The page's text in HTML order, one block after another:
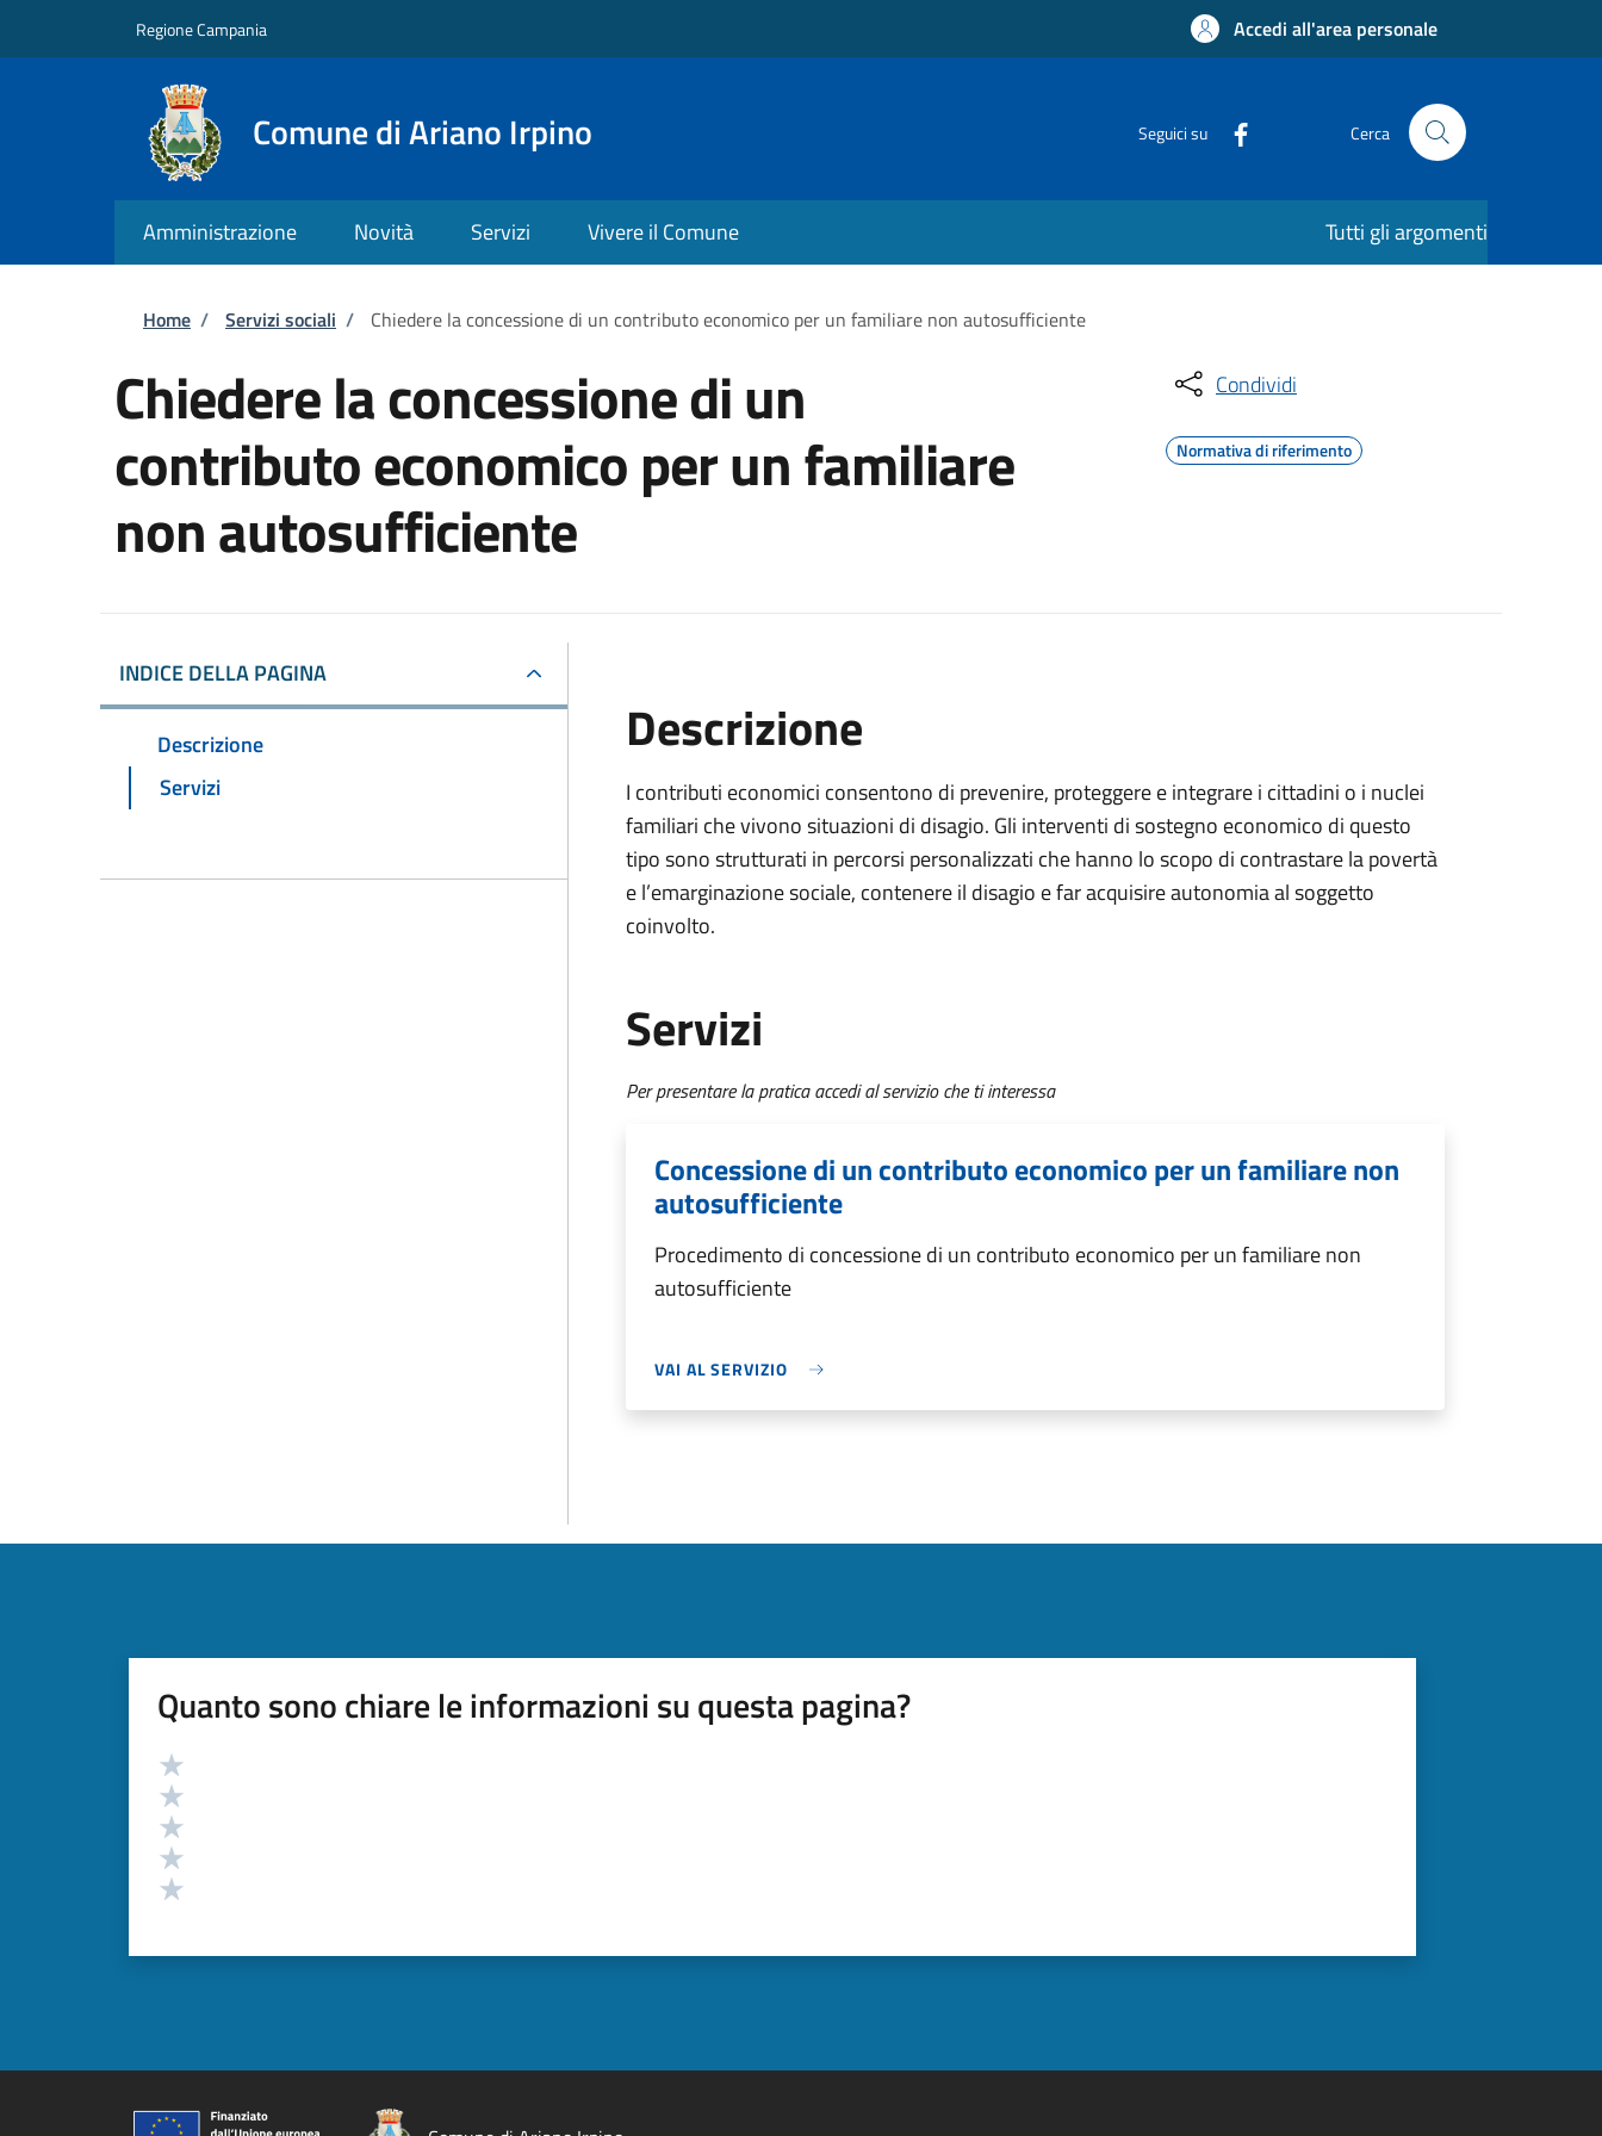
Regione Campania Accedi all'area personale
Comune di Ariano Irpino Seguici su Cerca
Amministrazione Novità Servizi Vivere il Comune Tutti gli argomenti
Briciole di pane
Home / Servizi sociali / Chiedere la concessione di un contributo economico per un familiare non autosufficiente
Chiedere la concessione di un
contributo economico per un familiare
non autosufficiente
Condividi
Normativa di riferimento
INDICE DELLA PAGINA
Descrizione
Servizi
Descrizione
I contributi economici consentono di prevenire, proteggere e integrare i cittadini o i nuclei
familiari che vivono situazioni di disagio. Gli interventi di sostegno economico di questo
tipo sono strutturati in percorsi personalizzati che hanno lo scopo di contrastare la povertà
e l’emarginazione sociale, contenere il disagio e far acquisire autonomia al soggetto
coinvolto.
Servizi
Per presentare la pratica accedi al servizio che ti interessa
Concessione di un contributo economico per un familiare non
autosufficiente
Procedimento di concessione di un contributo economico per un familiare non
autosufficiente
VAI AL SERVIZIO
Quanto sono chiare le informazioni su questa pagina?
Valutazione